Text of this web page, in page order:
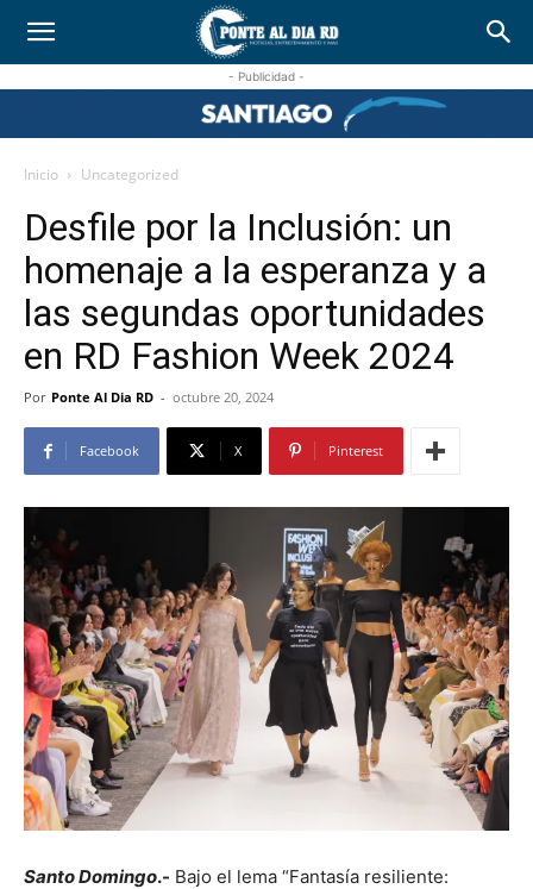
- Publicidad -
Inicio Uncategorized
Desfile por la Inclusión: un
homenaje a la esperanza y a
las segundas oportunidades
en RD Fashion Week 2024
Por Ponte Al Dia RD - octubre 20, 2024
Facebook X Pinterest
Santo Domingo.- Bajo el lema “Fantasía resiliente: